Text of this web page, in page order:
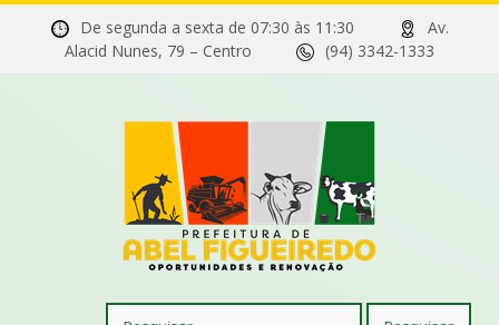
De segunda a sexta de 07:30 às 11:30
Av.
Alacid Nunes, 79 – Centro
(94) 3342-1333